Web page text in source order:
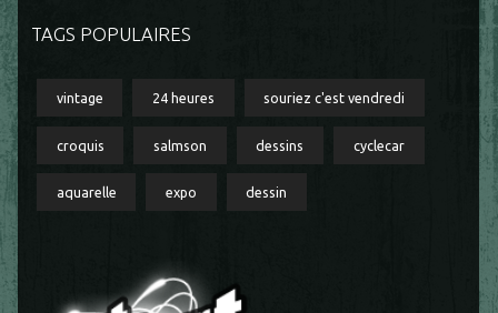
TAGS POPULAIRES
vintage 24 heures souriez c'est vendredi
croquis salmson dessins cyclecar
aquarelle expo dessin